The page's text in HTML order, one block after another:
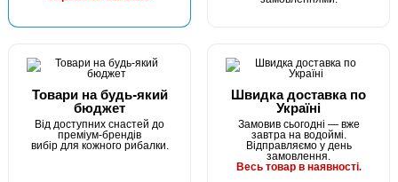
Товари на будь-який
бюджет
Від доступних снастей до
преміум-брендів
вибір для кожного рибалки.
Швидка доставка по
Україні
Замовив сьогодні — вже
завтра на водоймі.
Відправляємо у день
замовлення.
Весь товар в наявності.